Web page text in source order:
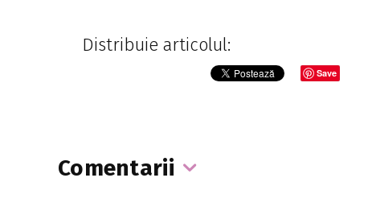
Distribuie articolul:
Save
Comentarii